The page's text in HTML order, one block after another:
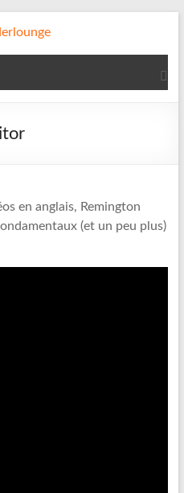
en anglais, Remington
(et un peu plus)